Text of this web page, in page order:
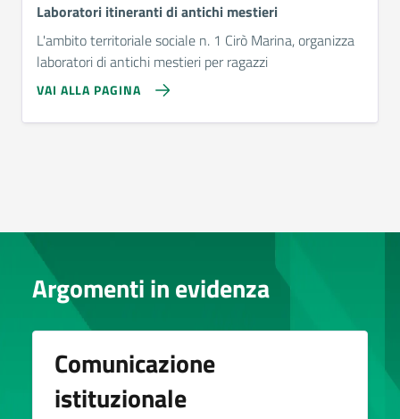
Laboratori itineranti di antichi mestieri
L'ambito territoriale sociale n. 1 Cirò Marina, organizza
laboratori di antichi mestieri per ragazzi
VAI ALLA PAGINA
Argomenti in evidenza
Comunicazione
istituzionale